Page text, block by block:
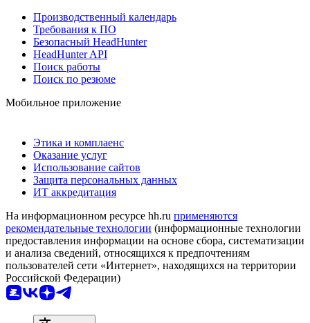
Производственный календарь
Требования к ПО
Безопасный HeadHunter
HeadHunter API
Поиск работы
Поиск по резюме
Мобильное приложение
Этика и комплаенс
Оказание услуг
Использование сайтов
Защита персональных данных
ИТ аккредитация
На информационном ресурсе hh.ru применяются
рекомендательные технологии (информационные технологии
предоставления информации на основе сбора, систематизации
и анализа сведений, относящихся к предпочтениям
пользователей сети «Интернет», находящихся на территории
Российской Федерации)